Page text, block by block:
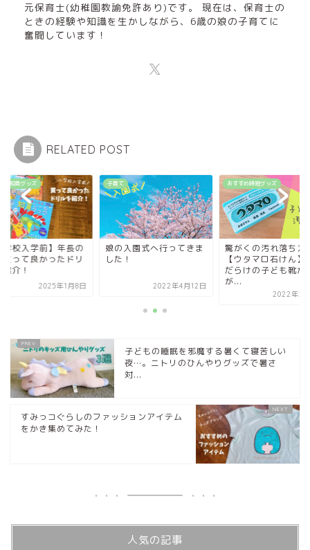
元保育士(幼稚園教諭免許あり)です。 現在は、保育士の
ときの経験や知識を生かしながら、6歳の娘の子育てに
奮闘しています！
RELATED POST
め知育グッズ
学校入学前】年長の
買って良かったドリ
介！
2025年1月8日
子育て
娘の入園式へ行ってきま
した！
2022年4月12日
おすすめ時短グッズ
驚がくの汚れ落ち力
【ウタマロ石けん】
だらけの子ども靴が
が...
2022年2
子どもの睡眠を邪魔する暑くて寝苦しい
夜…。ニトリのひんやりグッズで暑さ
対...
すみっコぐらしのファッションアイテム
をかき集めてみた！
人気の記事